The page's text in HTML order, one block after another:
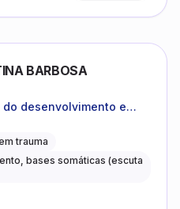
BARBOSA
do desenvolvimento e
trauma
bases somáticas (escuta